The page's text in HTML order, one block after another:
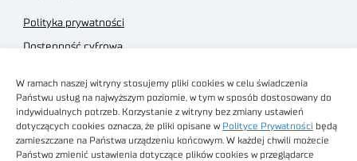
W ramach naszej witryny stosujemy pliki cookies w celu świadczenia
Państwu usług na najwyższym poziomie, w tym w sposób dostosowany do
indywidualnych potrzeb. Korzystanie z witryny bez zmiany ustawień
dotyczących cookies oznacza, że pliki opisane w Polityce Prywatności będą
zamieszczane na Państwa urządzeniu końcowym. W każdej chwili możecie
Państwo zmienić ustawienia dotyczące plików cookies w przeglądarce
Polityka prywatności
Dostępność cyfrowa
Regulamin sklepu